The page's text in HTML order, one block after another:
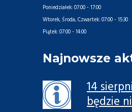
Poniedziałek:07:00 - 17:00
Wtorek, Środa, Czwartek:07:00 - 15:30
Piątek:07:00 - 14:00
Najnowsze
14
będzie